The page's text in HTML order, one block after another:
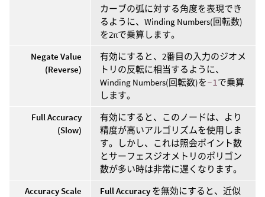
カーブの弧に対する角度を表現でき
るように、Winding Numbers(回転数)
を2πで乗算します。
Negate Value
(Reverse)
有効にすると、2番目の入力のジオメ
トリの反転に相当するように、
Winding Numbers(回転数)を-1 で乗算
します。
Full Accuracy
(Slow)
有効にすると、このノードは、より
精度が高いアルゴリズムを使用しま
す。しかし、これは照会ポイント数
とサーフェスジオメトリのポリゴン
数が多い時は非常に遅くなります。
Accuracy Scale
Full Accuracy を無効にすると、近似